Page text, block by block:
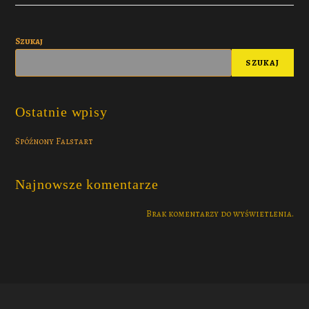
Szukaj
SZUKAJ
Ostatnie wpisy
Spóźnony Falstart
Najnowsze komentarze
Brak komentarzy do wyświetlenia.